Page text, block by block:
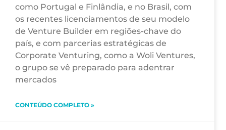
como Portugal e Finlândia, e no Brasil, com
os recentes licenciamentos de seu modelo
de Venture Builder em regiões-chave do
país, e com parcerias estratégicas de
Corporate Venturing, como a Woli Ventures,
o grupo se vê preparado para adentrar
mercados
CONTEÚDO COMPLETO »